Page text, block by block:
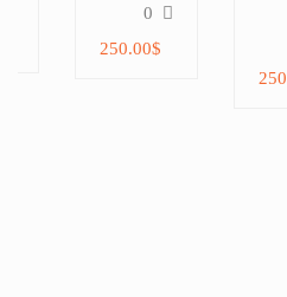
الرياضية
250.00$